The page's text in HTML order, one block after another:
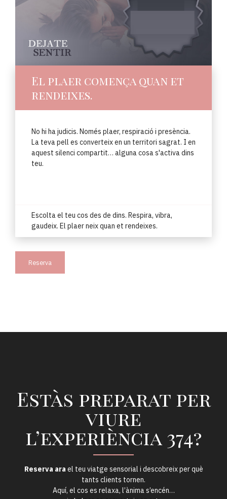
El plaer comença quan et
rendeixes.
No hi ha judicis. Només plaer, respiració i presència.
La teva pell es converteix en un territori sagrat. I en
aquest silenci compartit… alguna cosa s'activa dins
teu.
Escolta el teu cos des de dins. Respira, vibra,
gaudeix. El plaer neix quan et rendeixes.
Reserva
Estàs preparat per
viure
l’experiència 374?
Reserva ara el teu viatge sensorial i descobreix per què
tants clients tornen.
Aquí, el cos es relaxa, l’ànima s’encén…